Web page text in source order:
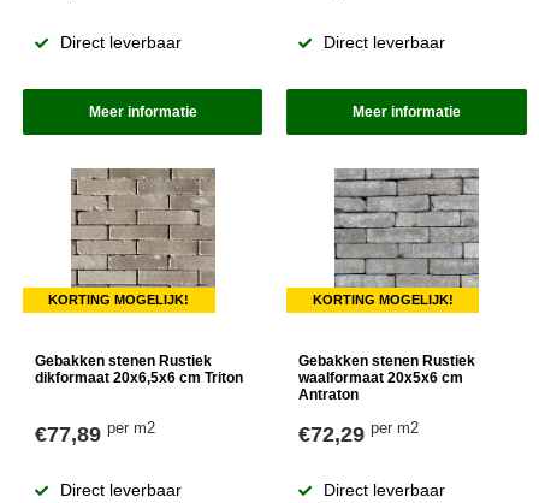
Direct leverbaar
Meer informatie
Direct leverbaar
Meer informatie
KORTING MOGELIJK!
Gebakken stenen Rustiek
dikformaat 20x6,5x6 cm Triton
€77,89 per m2
Direct leverbaar
KORTING MOGELIJK!
Gebakken stenen Rustiek
waalformaat 20x5x6 cm
Antraton
€72,29per m2
Direct leverbaar